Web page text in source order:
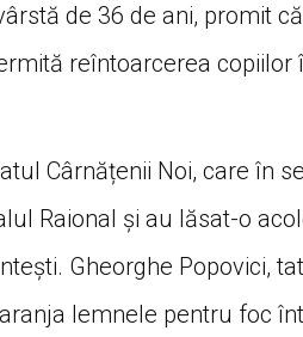
de 36 de ani, promit
reîntoarcerea copiilor
Cârnățenii Noi, care în
Raional și au lăsat-o
Gheorghe Popovici,
lemnele pentru foc